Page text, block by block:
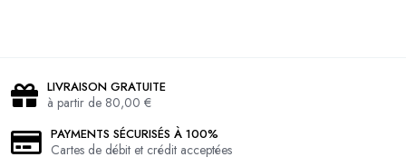
LIVRAISON GRATUITE
à partir de 80,00 €
PAYMENTS SÉCURISÉS À 100%
Cartes de débit et crédit acceptées